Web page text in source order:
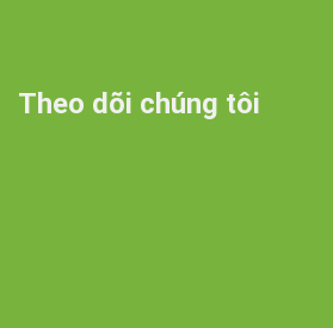
Theo dõi chúng tôi